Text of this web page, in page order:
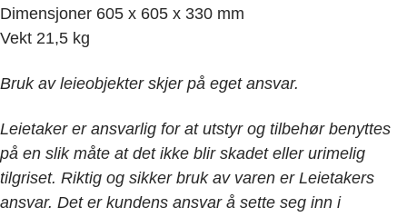
Dimensjoner 605 x 605 x 330 mm
Vekt 21,5 kg
Bruk av leieobjekter skjer på eget ansvar.
Leietaker er ansvarlig for at utstyr og tilbehør benyttes
på en slik måte at det ikke blir skadet eller urimelig
tilgriset. Riktig og sikker bruk av varen er Leietakers
ansvar. Det er kundens ansvar å sette seg inn i